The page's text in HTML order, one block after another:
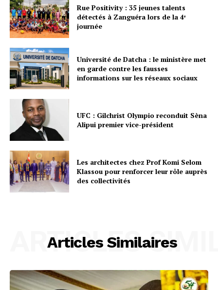
Rue Positivity : 35 jeunes talents
détectés à Zanguéra lors de la 4ᵉ
journée
Université de Datcha : le ministère met
en garde contre les fausses
informations sur les réseaux sociaux
UFC : Gilchrist Olympio reconduit Sèna
Alipui premier vice-président
Les architectes chez Prof Komi Selom
Klassou pour renforcer leur rôle auprès
des collectivités
Articles Similaires
ARTICLES